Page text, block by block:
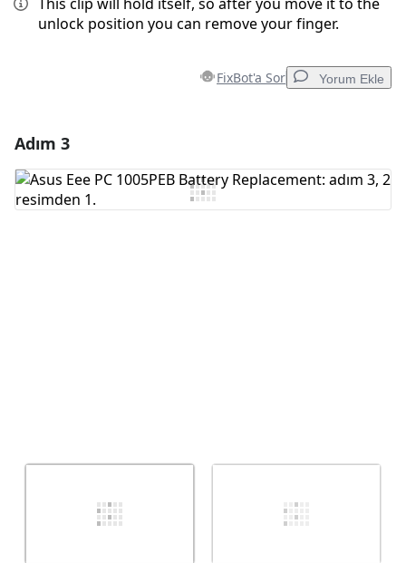
unlock position you can remove your finger.
FixBot'a Sor Yorum Ekle
Yorum Ekle
Adım 3